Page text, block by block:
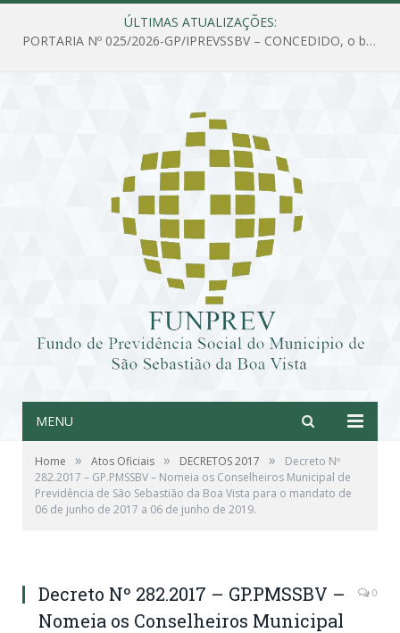
ÚLTIMAS ATUALIZAÇÕES:
PORTARIA Nº 025/2026-GP/IPREVSSBV – CONCEDIDO, o benefício de PENSÃO a MARIA ESTELA DOS SANTOS SOUZA
MENU
Home » Atos Oficiais » DECRETOS 2017 »
Decreto Nº
282.2017 – GP.PMSSBV – Nomeia os Conselheiros Municipal de
Previdência de São Sebastião da Boa Vista para o mandato de
06 de junho de 2017 a 06 de junho de 2019.
Decreto Nº 282.2017 – GP.PMSSBV –
Nomeia os Conselheiros Municipal
0